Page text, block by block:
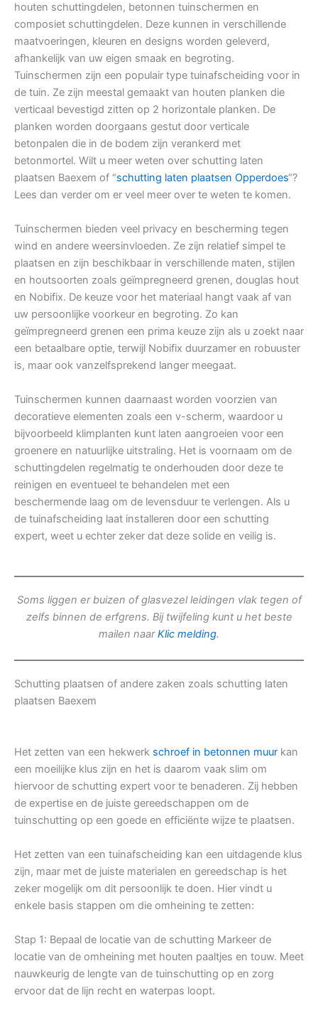
houten schuttingdelen, betonnen tuinschermen en
composiet schuttingdelen. Deze kunnen in verschillende
maatvoeringen, kleuren en designs worden geleverd,
afhankelijk van uw eigen smaak en begroting.
Tuinschermen zijn een populair type tuinafscheiding voor in
de tuin. Ze zijn meestal gemaakt van houten planken die
verticaal bevestigd zitten op 2 horizontale planken. De
planken worden doorgaans gestut door verticale
betonpalen die in de bodem zijn verankerd met
betonmortel. Wilt u meer weten over schutting laten
plaatsen Baexem of “schutting laten plaatsen Opperdoes“?
Lees dan verder om er veel meer over te weten te komen.
Tuinschermen bieden veel privacy en bescherming tegen
wind en andere weersinvloeden. Ze zijn relatief simpel te
plaatsen en zijn beschikbaar in verschillende maten, stijlen
en houtsoorten zoals geïmpregneerd grenen, douglas hout
en Nobifix. De keuze voor het materiaal hangt vaak af van
uw persoonlijke voorkeur en begroting. Zo kan
geïmpregneerd grenen een prima keuze zijn als u zoekt naar
een betaalbare optie, terwijl Nobifix duurzamer en robuuster
is, maar ook vanzelfsprekend langer meegaat.
Tuinschermen kunnen daarnaast worden voorzien van
decoratieve elementen zoals een v-scherm, waardoor u
bijvoorbeeld klimplanten kunt laten aangroeien voor een
groenere en natuurlijke uitstraling. Het is voornaam om de
schuttingdelen regelmatig te onderhouden door deze te
reinigen en eventueel te behandelen met een
beschermende laag om de levensduur te verlengen. Als u
de tuinafscheiding laat installeren door een schutting
expert, weet u echter zeker dat deze solide en veilig is.
Soms liggen er buizen of glasvezel leidingen vlak tegen of
zelfs binnen de erfgrens. Bij twijfeling kunt u het beste
mailen naarKlic melding.
Schutting plaatsen of andere zaken zoals schutting laten
plaatsen Baexem
Het zetten van een hekwerk schroef in betonnen muur kan
een moeilijke klus zijn en het is daarom vaak slim om
hiervoor de schutting expert voor te benaderen. Zij hebben
de expertise en de juiste gereedschappen om de
tuinschutting op een goede en efficiënte wijze te plaatsen.
Het zetten van een tuinafscheiding kan een uitdagende klus
zijn, maar met de juiste materialen en gereedschap is het
zeker mogelijk om dit persoonlijk te doen. Hier vindt u
enkele basis stappen om die omheining te zetten:
Stap 1: Bepaal de locatie van de schutting Markeer de
locatie van de omheining met houten paaltjes en touw. Meet
nauwkeurig de lengte van de tuinschutting op en zorg
ervoor dat de lijn recht en waterpas loopt.